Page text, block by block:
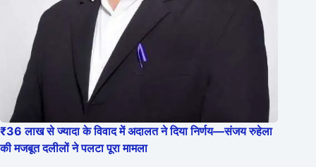
₹36 लाख से ज्यादा के विवाद में अदालत ने दिया निर्णय—संजय रुहेला
की मजबूत दलीलों ने पलटा पूरा मामला